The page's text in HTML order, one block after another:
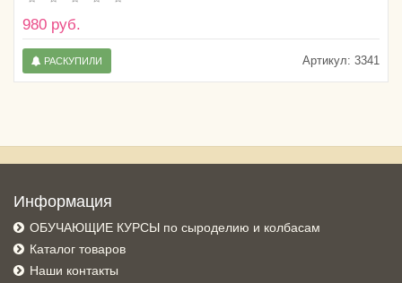
980 руб.
Артикул: 3341
РАСКУПИЛИ
Информация
ОБУЧАЮЩИЕ КУРСЫ по сыроделию и колбасам
Каталог товаров
Наши контакты